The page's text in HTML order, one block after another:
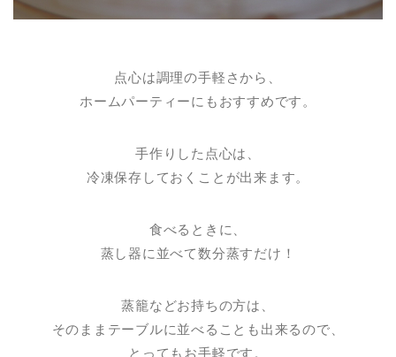
点心は調理の手軽さから、
ホームパーティーにもおすすめです。
手作りした点心は、
冷凍保存しておくことが出来ます。
食べるときに、
蒸し器に並べて数分蒸すだけ！
蒸籠などお持ちの方は、
そのままテーブルに並べることも出来るので、
とってもお手軽です。